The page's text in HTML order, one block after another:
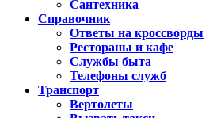
Сантехника
Справочник
Ответы на кроссворды
Рестораны и кафе
Службы быта
Телефоны служб
Транспорт
Вертолеты